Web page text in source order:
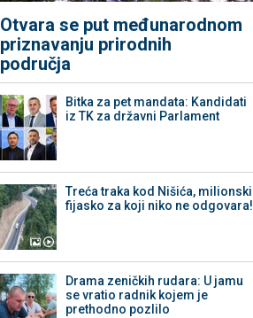
Otvara se put međunarodnom
priznavanju prirodnih
područja
Bitka za pet mandata: Kandidati
iz TK za državni Parlament
Treća traka kod Nišića, milionski
fijasko za koji niko ne odgovara!
Drama zeničkih rudara: U jamu
se vratio radnik kojem je
prethodno pozlilo